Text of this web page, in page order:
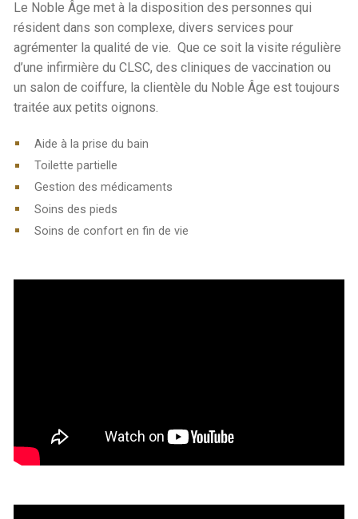
Le Noble Âge met à la disposition des personnes qui
résident dans son complexe, divers services pour
agrémenter la qualité de vie. Que ce soit la visite régulière
d’une infirmière du CLSC, des cliniques de vaccination ou
un salon de coiffure, la clientèle du Noble Âge est toujours
traitée aux petits oignons.
Aide à la prise du bain
Toilette partielle
Gestion des médicaments
Soins des pieds
Soins de confort en fin de vie